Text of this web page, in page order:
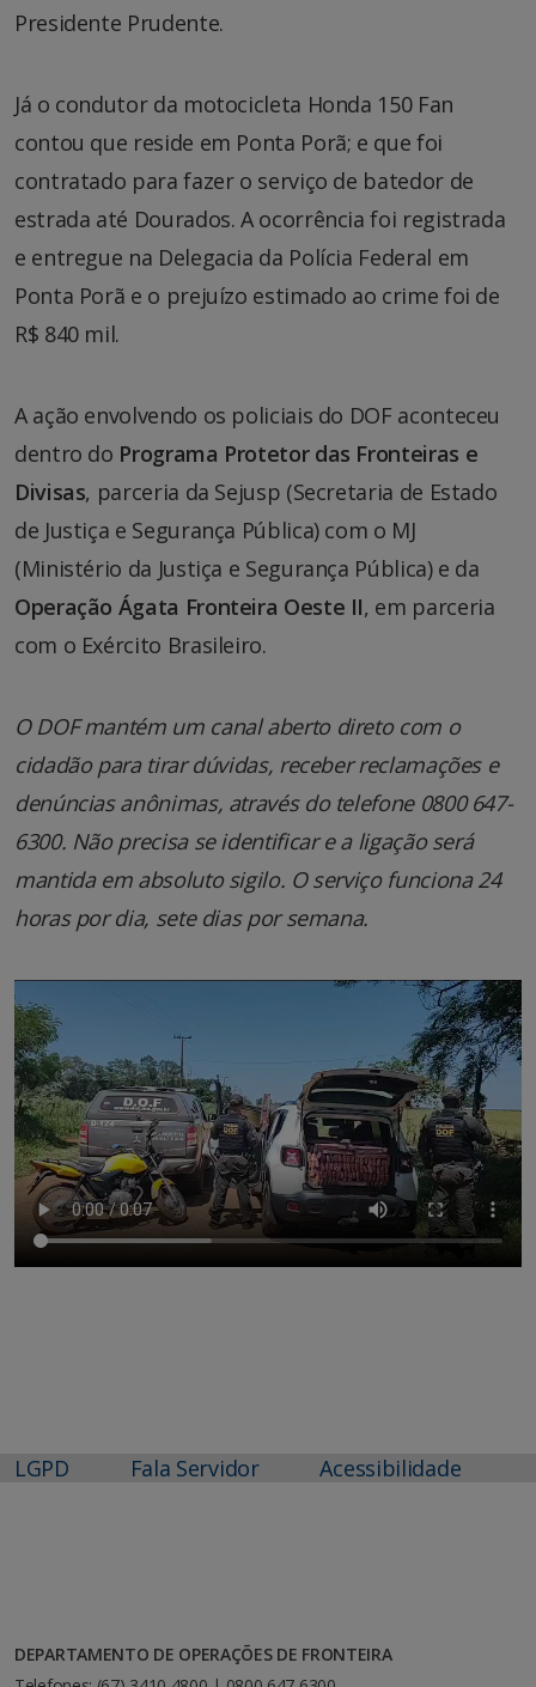
Presidente Prudente.
Já o condutor da motocicleta Honda 150 Fan
contou que reside em Ponta Porã; e que foi
contratado para fazer o serviço de batedor de
estrada até Dourados. A ocorrência foi registrada
e entregue na Delegacia da Polícia Federal em
Ponta Porã e o prejuízo estimado ao crime foi de
R$ 840 mil.
A ação envolvendo os policiais do DOF aconteceu
dentro do Programa Protetor das Fronteiras e
Divisas, parceria da Sejusp (Secretaria de Estado
de Justiça e Segurança Pública) com o MJ
(Ministério da Justiça e Segurança Pública) e da
Operação Ágata Fronteira Oeste II, em parceria
com o Exército Brasileiro.
O DOF mantém um canal aberto direto com o
cidadão para tirar dúvidas, receber reclamações e
denúncias anônimas, através do telefone 0800 647-
6300. Não precisa se identificar e a ligação será
mantida em absoluto sigilo. O serviço funciona 24
horas por dia, sete dias por semana.
LGPD Fala Servidor Acessibilidade
DEPARTAMENTO DE OPERAÇÕES DE FRONTEIRA